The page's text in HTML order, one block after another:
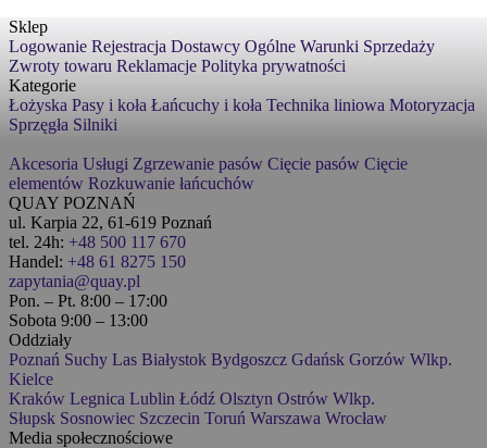
Sklep
Logowanie Rejestracja Dostawcy Ogólne Warunki Sprzedaży
Zwroty towaru Reklamacje Polityka prywatności
Kategorie
Łożyska Pasy i koła Łańcuchy i koła Technika liniowa Motoryzacja
Sprzęgła Silniki
Akcesoria Usługi Zgrzewanie pasów Cięcie pasów Cięcie
elementów Rozkuwanie łańcuchów
QUAY POZNAŃ
ul. Karpia 22, 61-619 Poznań
tel. 24h: +48 500 117 670
Handel: +48 61 8275 150
zapytania@quay.pl
Pon. – Pt. 8:00 – 17:00
Sobota 9:00 – 13:00
Oddziały
Poznań Suchy Las Białystok Bydgoszcz Gdańsk Gorzów Wlkp.
Kielce
Kraków Legnica Lublin Łódź Olsztyn Ostrów Wlkp.
Słupsk Sosnowiec Szczecin Toruń Warszawa Wrocław
Media społecznościowe